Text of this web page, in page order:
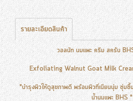
รายละเอียดสินค้า
วอลนัท นมแพะ ครีม สครับ
Exfoliating Walnut Goat Milk
"บำรุงผิวให้ดูสุขภาพดี พร้อมผิวที่เนียนนุ่ม ชุ่มชื้
น้ำนมแพะ BHS "